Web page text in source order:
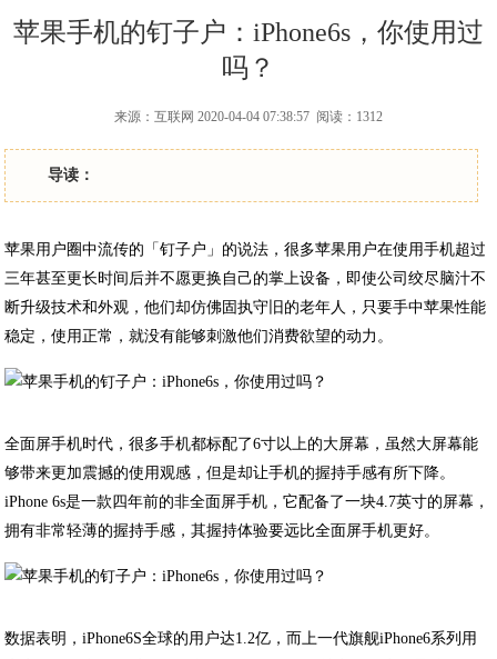
苹果手机的钉子户：iPhone6s，你使用过
吗？
来源：互联网 2020-04-04 07:38:57 阅读：1312
导读：
苹果用户圈中流传的「钉子户」的说法，很多苹果用户在使用手机超过
三年甚至更长时间后并不愿更换自己的掌上设备，即使公司绞尽脑汁不
断升级技术和外观，他们却仿佛固执守旧的老年人，只要手中苹果性能
稳定，使用正常，就没有能够刺激他们消费欲望的动力。
全面屏手机时代，很多手机都标配了6寸以上的大屏幕，虽然大屏幕能
够带来更加震撼的使用观感，但是却让手机的握持手感有所下降。
iPhone 6s是一款四年前的非全面屏手机，它配备了一块4.7英寸的屏幕，
拥有非常轻薄的握持手感，其握持体验要远比全面屏手机更好。
数据表明，iPhone6S全球的用户达1.2亿，而上一代旗舰iPhone6系列用